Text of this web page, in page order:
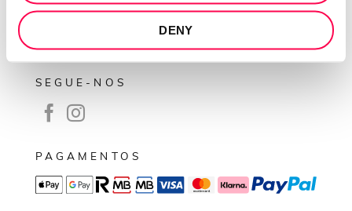
DENY
SEGUE-NOS
PAGAMENTOS